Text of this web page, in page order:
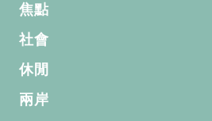
焦點
社會
休閒
兩岸